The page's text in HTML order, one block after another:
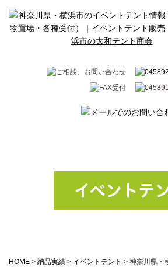
イベントテ
HOME > 納品実績 > イベントテント > 神奈川県・